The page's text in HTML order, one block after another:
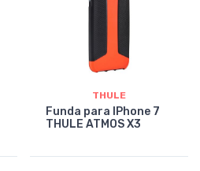
THULE
Funda para IPhone 7
THULE ATMOS X3